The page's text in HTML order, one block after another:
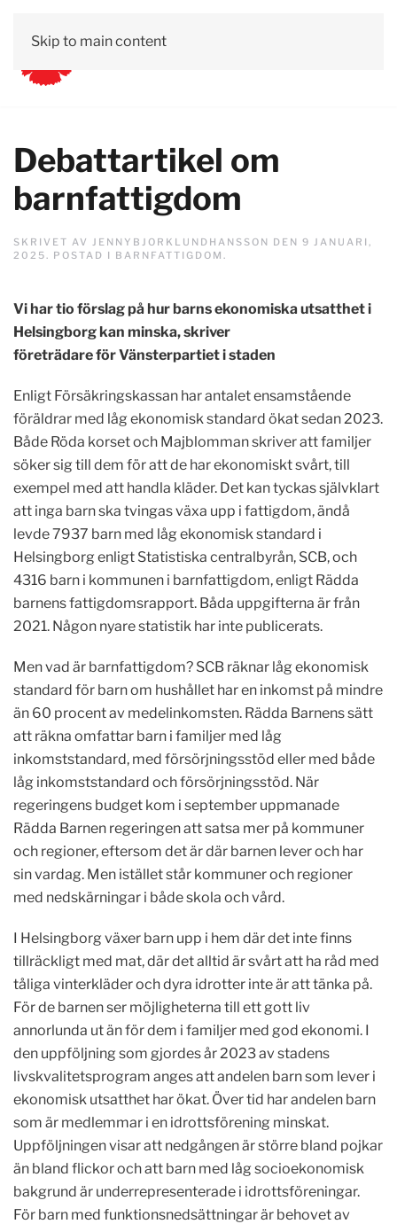
Skip to main content
Debattartikel om
barnfattigdom
SKRIVET AV JENNYBJORKLUNDHANSSON DEN 9 JANUARI,
2025. POSTAD I BARNFATTIGDOM .
Vi har tio förslag på hur barns ekonomiska utsatthet i
Helsingborg kan minska, skriver
företrädare för Vänsterpartiet i staden
Enligt Försäkringskassan har antalet ensamstående
föräldrar med låg ekonomisk standard ökat sedan 2023.
Både Röda korset och Majblomman skriver att familjer
söker sig till dem för att de har ekonomiskt svårt, till
exempel med att handla kläder. Det kan tyckas självklart
att inga barn ska tvingas växa upp i fattigdom, ändå
levde 7937 barn med låg ekonomisk standard i
Helsingborg enligt Statistiska centralbyrån, SCB, och
4316 barn i kommunen i barnfattigdom, enligt Rädda
barnens fattigdomsrapport. Båda uppgifterna är från
2021. Någon nyare statistik har inte publicerats.
Men vad är barnfattigdom? SCB räknar låg ekonomisk
standard för barn om hushållet har en inkomst på mindre
än 60 procent av medelinkomsten. Rädda Barnens sätt
att räkna omfattar barn i familjer med låg
inkomststandard, med försörjningsstöd eller med både
låg inkomststandard och försörjningsstöd. När
regeringens budget kom i september uppmanade
Rädda Barnen regeringen att satsa mer på kommuner
och regioner, eftersom det är där barnen lever och har
sin vardag. Men istället står kommuner och regioner
med nedskärningar i både skola och vård.
I Helsingborg växer barn upp i hem där det inte finns
tillräckligt med mat, där det alltid är svårt att ha råd med
tåliga vinterkläder och dyra idrotter inte är att tänka på.
För de barnen ser möjligheterna till ett gott liv
annorlunda ut än för dem i familjer med god ekonomi. I
den uppföljning som gjordes år 2023 av stadens
livskvalitetsprogram anges att andelen barn som lever i
ekonomisk utsatthet har ökat. Över tid har andelen barn
som är medlemmar i en idrottsförening minskat.
Uppföljningen visar att nedgången är större bland pojkar
än bland flickor och att barn med låg socioekonomisk
bakgrund är underrepresenterade i idrottsföreningar.
För barn med funktionsnedsättningar är behovet av